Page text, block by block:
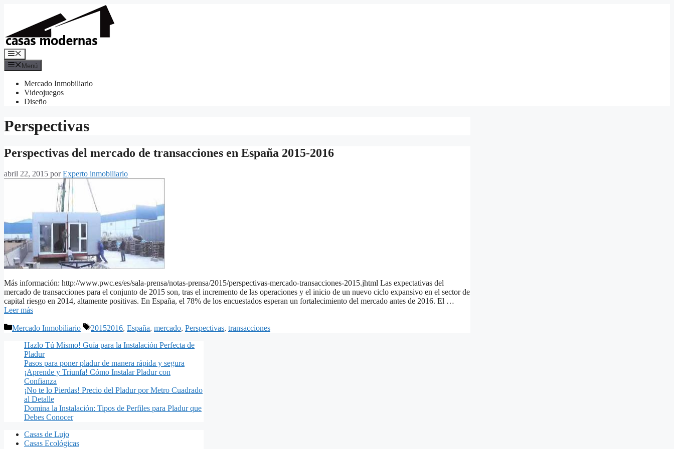
contenido
Menú
Menú
Mercado Inmobiliario
Videojuegos
Diseño
Perspectivas
Perspectivas del mercado de transacciones en España 2015-2016
abril 22, 2015 porExperto inmobiliario
Más información: http://www.pwc.es/es/sala-prensa/notas-prensa/2015/perspectivas-mercado-transacciones-2015.jhtml Las expectativas del
mercado de transacciones para el conjunto de 2015 son, tras el incremento de las operaciones y el inicio de un nuevo ciclo expansivo en el sector de
capital riesgo en 2014, altamente positivas. En España, el 78% de los encuestados esperan un fortalecimiento del mercado antes de 2016. El …
Leer más
Categorías
Mercado Inmobiliario Etiquetas
20152016, España, mercado, Perspectivas, transacciones
Hazlo Tú Mismo! Guía para la Instalación Perfecta de
Pladur
Pasos para poner pladur de manera rápida y segura
¡Aprende y Triunfa! Cómo Instalar Pladur con
Confianza
¡No te lo Pierdas! Precio del Pladur por Metro Cuadrado
al Detalle
Domina la Instalación: Tipos de Perfiles para Pladur que
Debes Conocer
Casas de Lujo
Casas Ecológicas